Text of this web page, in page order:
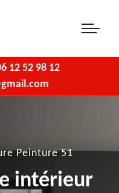
12 52 98 12
Peinture 51
intérieur